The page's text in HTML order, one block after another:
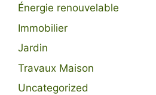
Énergie renouvelable
Immobilier
Jardin
Travaux Maison
Uncategorized